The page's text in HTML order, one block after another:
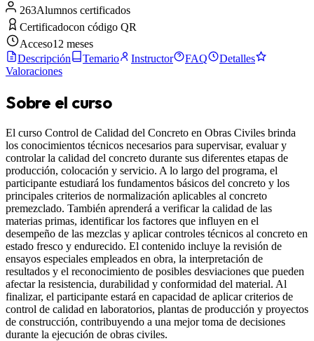
263Alumnos certificados
Certificadocon código QR
Acceso12 meses
Descripción
Temario Instructor FAQ
Detalles
Valoraciones
Sobre el curso
El curso Control de Calidad del Concreto en Obras Civiles brinda
los conocimientos técnicos necesarios para supervisar, evaluar y
controlar la calidad del concreto durante sus diferentes etapas de
producción, colocación y servicio. A lo largo del programa, el
participante estudiará los fundamentos básicos del concreto y los
principales criterios de normalización aplicables al concreto
premezclado. También aprenderá a verificar la calidad de las
materias primas, identificar los factores que influyen en el
desempeño de las mezclas y aplicar controles técnicos al concreto en
estado fresco y endurecido. El contenido incluye la revisión de
ensayos especiales empleados en obra, la interpretación de
resultados y el reconocimiento de posibles desviaciones que pueden
afectar la resistencia, durabilidad y conformidad del material. Al
finalizar, el participante estará en capacidad de aplicar criterios de
control de calidad en laboratorios, plantas de producción y proyectos
de construcción, contribuyendo a una mejor toma de decisiones
durante la ejecución de obras civiles.